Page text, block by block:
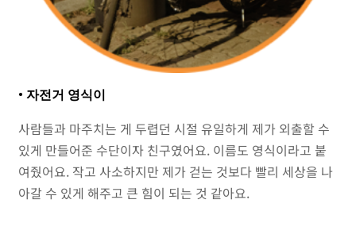
• 자전거 영식이
사람들과 마주치는 게 두렵던 시절 유일하게 제가 외출할 수
있게 만들어준 수단이자 친구였어요. 이름도 영식이라고 붙
여줬어요. 작고 사소하지만 제가 걷는 것보다 빨리 세상을 나
아갈 수 있게 해주고 큰 힘이 되는 것 같아요.